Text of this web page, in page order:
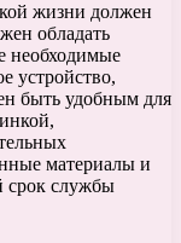
жизни должен
обладать
необходимые
устройство,
быть удобным для
материалы и
срок службы